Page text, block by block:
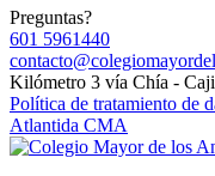
Preguntas?
601 5961440
Kilómetro 3 vía Chía -
Política de tratamiento de
Atlantida CMA